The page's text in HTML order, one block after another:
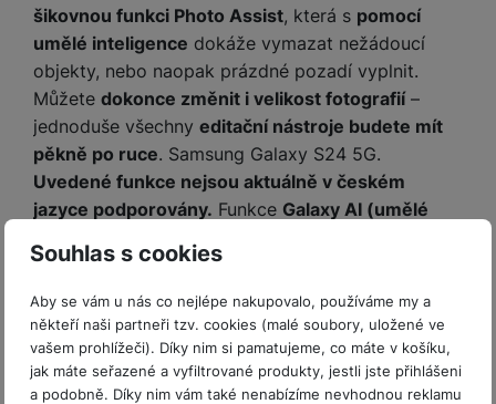
Souhlas s cookies
Aby se vám u nás co nejlépe nakupovalo, používáme my a
někteří naši partneři tzv. cookies (malé soubory, uložené ve
vašem prohlížeči). Díky nim si pamatujeme, co máte v košíku,
jak máte seřazené a vyfiltrované produkty, jestli jste přihlášeni
a podobně. Díky nim vám také nenabízíme nevhodnou reklamu
šikovnou funkci Photo Assist, která s pomocí
umělé inteligence dokáže vymazat nežádoucí
objekty, nebo naopak prázdné pozadí vyplnit.
Můžete dokonce změnit i velikost fotografií–
jednoduše všechny editační nástroje budete mít
pěkně po ruce. Samsung Galaxy S24 5G.
Uvedené funkce nejsou aktuálně v českém
jazyce podporovány. Funkce Galaxy AI (umělé
Samsung Galaxy poskytovány zdarma minimálně
do konce roku 2025. Dostupnost funkcí umělé
inteligence poskytovaných třetími stranami se
může změnit a podléhá vlastním podmínkám
poskytovatele.